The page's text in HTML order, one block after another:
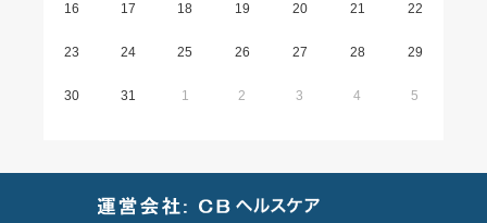
16 17 18 19 20 21 22
23 24 25 26 27 28 29
30 31 1 2 3 4 5